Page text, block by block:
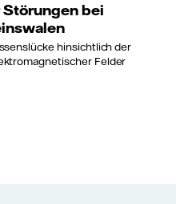
bei
hinsichtlich der
Felder